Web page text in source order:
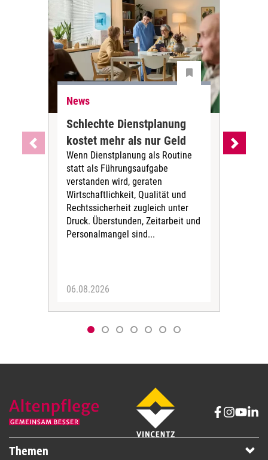
News
Schlechte Dienstplanung
kostet mehr als nur Geld
Wenn Dienstplanung als Routine
statt als Führungsaufgabe
verstanden wird, geraten
Wirtschaftlichkeit, Qualität und
Rechtssicherheit zugleich unter
Druck. Überstunden, Zeitarbeit und
Personalmangel sind...
06.08.2026
Themen